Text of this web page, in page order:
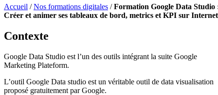
Accueil /Nos formations digitales /Formation Google Data Studio
Créer et animer ses tableaux de bord, metrics et KPI sur Internet
Contexte
Google Data Studio est l’un des outils intégrant la suite Google
Marketing Plateform.
L’outil Google Data studio est un véritable outil de data visualisation
proposé gratuitement par Google.